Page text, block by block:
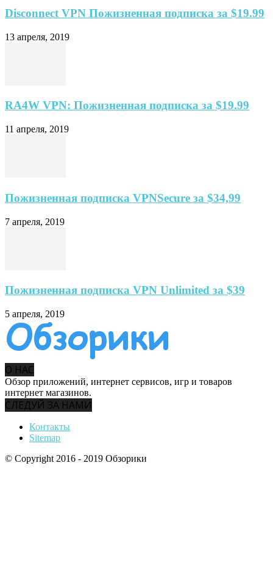
Disconnect VPN Пожизненная подписка за $19.99
13 апреля, 2019
RA4W VPN: Пожизненная подписка за $19.99
11 апреля, 2019
Пожизненная подписка VPNSecure за $34,99
7 апреля, 2019
Пожизненная подписка VPN Unlimited за $39
5 апреля, 2019
О НАС
Обзор приложений, интернет сервисов, игр и товаров
интернет магазинов.
СЛЕДУЙ ЗА НАМИ
Контакты
Sitemap
© Copyright 2016 - 2019 Обзорики